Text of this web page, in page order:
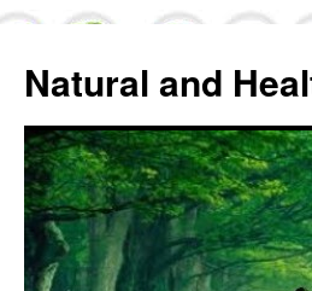
Natural and